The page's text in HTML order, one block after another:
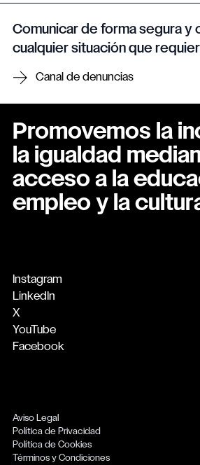
Comunicar de forma segura y
cualquier situación que
Canal de denuncias
Promovemos la
la igualdad
acceso a la
empleo y la
Instagram
LinkedIn
X
YouTube
Facebook
Aviso Legal
Política de Privacidad
Política de Cookies
Términos y Condiciones